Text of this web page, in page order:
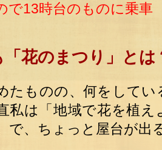
で13時台のものに乗車
「花のまつり」とは
たものの、何をして
私は「地域で花を植
で、ちょっと屋台が出